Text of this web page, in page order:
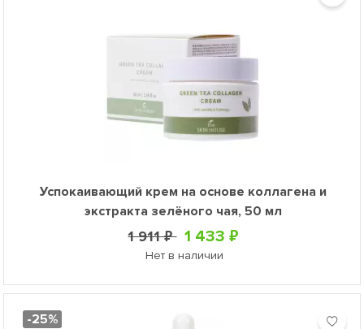
Успокаивающий крем на основе коллагена и
экстракта зелёного чая, 50 мл
1 911 ₽ 1 433 ₽
Нет в наличии
-25%